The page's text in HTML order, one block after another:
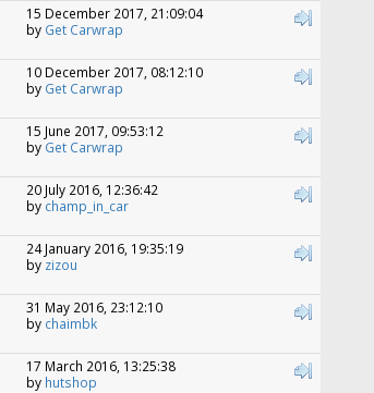
15 December 2017, 21:09:04
by Get Carwrap
10 December 2017, 08:12:10
by Get Carwrap
15 June 2017, 09:53:12
by Get Carwrap
20 July 2016, 12:36:42
by champ_in_car
24 January 2016, 19:35:19
by zizou
31 May 2016, 23:12:10
by chaimbk
17 March 2016, 13:25:38
by hutshop